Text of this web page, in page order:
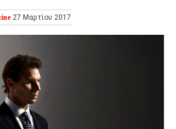
27 Μαρτίου 2017